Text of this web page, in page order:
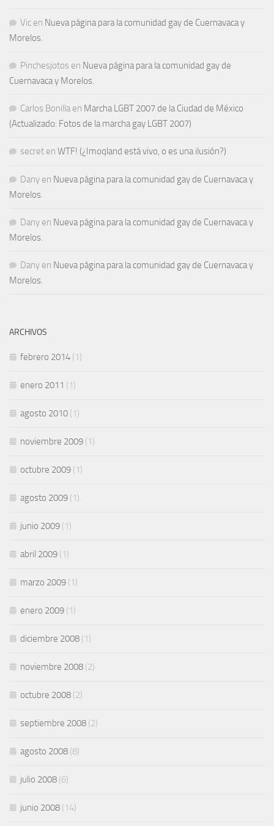
Vic en Nueva página para la comunidad gay de Cuernavaca y
Morelos.
Pinchesjotos en Nueva página para la comunidad gay de
Cuernavaca y Morelos.
Carlos Bonilla en Marcha LGBT 2007 de la Ciudad de México
(Actualizado: Fotos de la marcha gay LGBT 2007)
secret en WTF! (¿Imoqland está vivo, o es una ilusión?)
Dany en Nueva página para la comunidad gay de Cuernavaca y
Morelos.
Dany en Nueva página para la comunidad gay de Cuernavaca y
Morelos.
Dany en Nueva página para la comunidad gay de Cuernavaca y
Morelos.
ARCHIVOS
febrero 2014 (1)
enero 2011 (1)
agosto 2010 (1)
noviembre 2009 (1)
octubre 2009 (1)
agosto 2009 (1)
junio 2009 (1)
abril 2009 (1)
marzo 2009 (1)
enero 2009 (1)
diciembre 2008 (1)
noviembre 2008 (2)
octubre 2008 (2)
septiembre 2008 (2)
agosto 2008 (8)
julio 2008 (6)
junio 2008 (14)